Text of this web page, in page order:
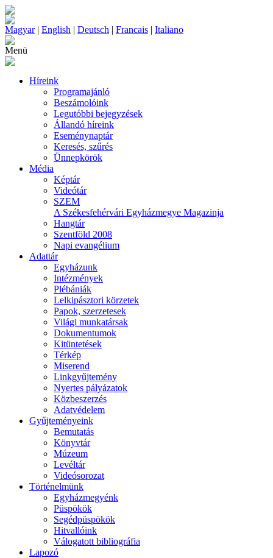
Magyar| English | Deutsch | Francais | Italiano
Menü
Híreink
Programajánló
Beszámolóink
Legutóbbi bejegyzések
Állandó híreink
Eseménynaptár
Keresés, szűrés
Ünnepkörök
Média
Képtár
Videótár
SZEM
A Székesfehérvári Egyházmegye Magazinja
Hangtár
Szentföld 2008
Napi evangélium
Adattár
Egyházunk
Intézmények
Plébániák
Lelkipásztori körzetek
Papok, szerzetesek
Világi munkatársak
Dokumentumok
Kitüntetések
Térkép
Miserend
Linkgyűjtemény
Nyertes pályázatok
Közbeszerzés
Adatvédelem
Gyűjteményeink
Bemutatás
Könyvtár
Múzeum
Levéltár
Videósorozat
Történelmünk
Egyházmegyénk
Püspökök
Segédpüspökök
Hitvallóink
Válogatott bibliográfia
Lapozó